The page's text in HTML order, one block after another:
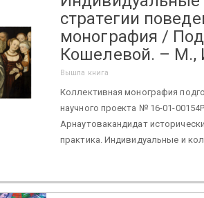
стратегии
монография /
Кошелевой. – М.,
Вышла книга
Коллективная монография
научного проекта № 16-01-
Арнаутовакандидат
практика. Индивидуальные и